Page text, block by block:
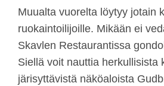
Muualta vuorelta löytyy jotain
ruokaintoilijoille. Mikään ei
Skavlen Restaurantissa
Siellä voit nauttia herkullisista
järisyttävistä näköaloista